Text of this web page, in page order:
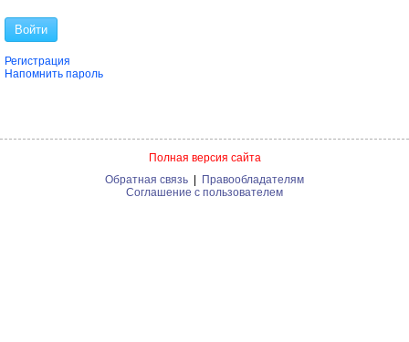
Войти
Регистрация
Напомнить пароль
Полная версия сайта
Обратная связь | Правообладателям
Соглашение с пользователем